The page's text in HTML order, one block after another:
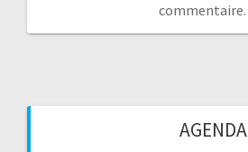
commentaire.
AGENDA